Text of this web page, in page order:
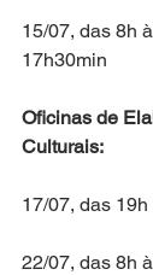
15/07, das 8h
17h30min
Oficinas de
Culturais:
17/07, das 19h
22/07, das 8h